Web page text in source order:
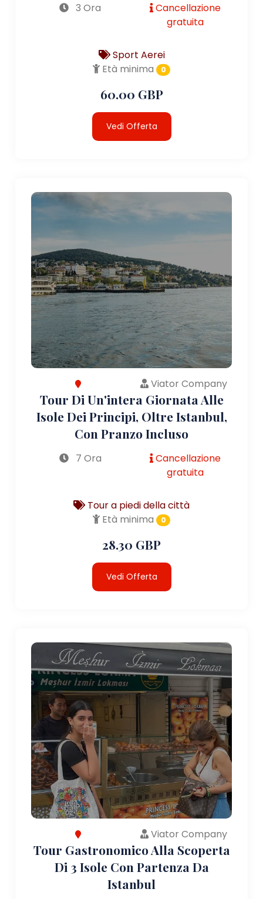
3 Ora
Cancellazione
gratuita
Sport Aerei
Età minima
0
60.00 GBP
Vedi Offerta
Viator Company
Tour Di Un'intera Giornata Alle
Isole Dei Principi, Oltre Istanbul,
Con Pranzo Incluso
7 Ora
Cancellazione
gratuita
Tour a piedi della città
Età minima
0
28.30 GBP
Vedi Offerta
Viator Company
Tour Gastronomico Alla Scoperta
Di 3 Isole Con Partenza Da
Istanbul